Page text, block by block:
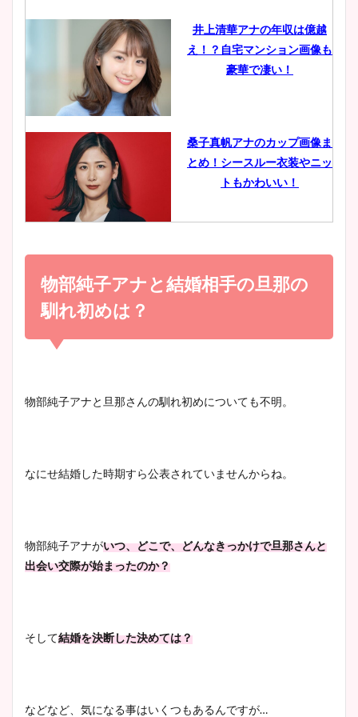
鈴木唯の太ってた時の体重が
ヤバすぎww原因や痩せたダ
豊島実季アナのカップ画像ま
とめ！美脚や水着姿に年齢も
宇賀神メグアナのニット画像
池谷実悠アナのメガネ画像が
井上清華アナの年収は億越
え！？自宅マンション画像も
豪華で凄い！
桑子真帆アナのカップ画像ま
とめ！シースルー衣装やニッ
トもかわいい！
小室瑛莉子のカップ画像まと
め！足が美脚でニット衣装も
かわいい！
wikiプロフもチェック！
大家彩香アナのかわいいカッ
鈴木唯の太ってた時の体重が
物部純子アナと結婚相手の旦那の
馴れ初めは？
物部純子アナと旦那さんの馴れ初めについても不明。
なにせ結婚した時期すら公表されていませんからね。
物部純子アナがいつ、どこで、どんなきっかけで旦那さんと
出会い交際が始まったのか？
そして結婚を決断した決めては？
などなど、気になる事はいくつもあるんですが…